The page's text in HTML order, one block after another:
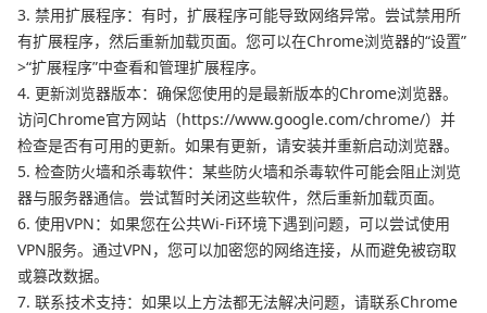
3. 禁用扩展程序：有时，扩展程序可能导致网络异常。尝试禁用所
有扩展程序，然后重新加载页面。您可以在Chrome浏览器的“设置”
>“扩展程序”中查看和管理扩展程序。
4. 更新浏览器版本：确保您使用的是最新版本的Chrome浏览器。
访问Chrome官方网站（https://www.google.com/chrome/）并
检查是否有可用的更新。如果有更新，请安装并重新启动浏览器。
5. 检查防火墙和杀毒软件：某些防火墙和杀毒软件可能会阻止浏览
器与服务器通信。尝试暂时关闭这些软件，然后重新加载页面。
6. 使用VPN：如果您在公共Wi-Fi环境下遇到问题，可以尝试使用
VPN服务。通过VPN，您可以加密您的网络连接，从而避免被窃取
或篡改数据。
7. 联系技术支持：如果以上方法都无法解决问题，请联系Chrome